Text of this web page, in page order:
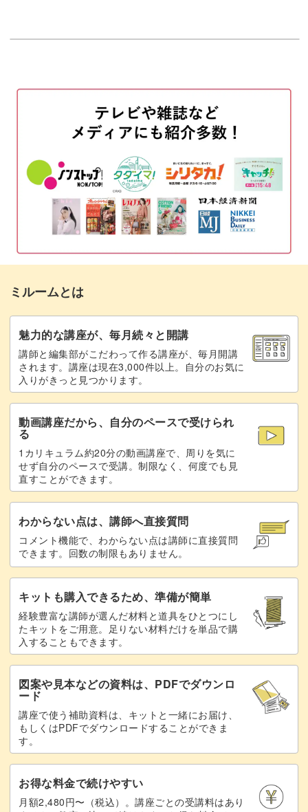
ハイライトジェルをより華やかに仕上げられて相性がい
い、ゴールドのアートを描く方法もあわせてレッスンして
いきますよ。
サロンワークで施術するときのポイントもお伝えしていき
ますので、ぜひ役立ててみてくださいね！
ハイライトジェルはこれまでの一般的なパールとは違っ
お客さまのお爪に繊細な輝きをプラスでき、そのまま仕上
ぜひハイライトジェルの使い方をマスターしてサロンワー
クで使いこなし、お客さまのお爪に輝きをプラスしてみて
くださいね♪
No.2のカラーで塗布する方法
ハイライトの作り方
No.4のカラーで塗布する方法 07:48
パールパウダーの動かし方アレンジ
パールパウダーが散ったときの対処法
ツヤトップの場合 13:24
マットトップの場合
アウトラインを整える
アート用ブラックを塗布する 19:28
ミラーパウダーをのせる 22:15
アート用ブラックを重ねる 23:03
ミラーパウダーをのせる
パーツをのせる
コーティングをする
未硬化ジェルを拭き取る 31:35
完成 32:12
ミルームとは
魅力的な講座が、毎月続々と開講
講師と編集部がこだわって作る講座が、毎月開講
されます。講座は現在3,000件以上。自分のお気に
入りがきっと見つかります。
動画講座だから、自分のペースで受けられ
る
1カリキュラム約20分の動画講座で、周りを気に
せず自分のペースで受講。制限なく、何度でも見
直すことができます。
わからない点は、講師へ直接質問
コメント機能で、わからない点は講師に直接質問
できます。回数の制限もありません。
キットも購入できるため、準備が簡単
経験豊富な講師が選んだ材料と道具をひとつにし
たキットをご用意。足りない材料だけを単品で購
入することもできます。
図案や見本などの資料は、PDFでダウンロ
ード
講座で使う補助資料は、キットと一緒にお届け、
もしくはPDFでダウンロードすることができま
す。
お得な料金で続けやすい
月額2,480円〜（税込）。講座ごとの受講料はあり